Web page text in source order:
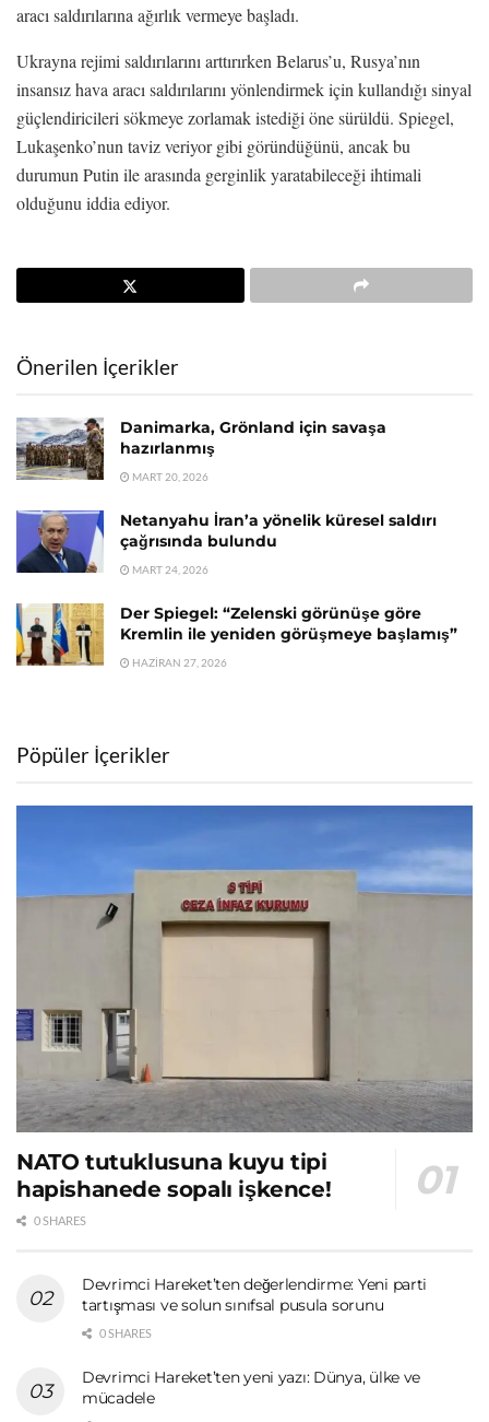
aracı saldırılarına ağırlık vermeye başladı.
Ukrayna rejimi saldırılarını arttırırken Belarus’u, Rusya’nın
insansız hava aracı saldırılarını yönlendirmek için kullandığı sinyal
güçlendiricileri sökmeye zorlamak istediği öne sürüldü. Spiegel,
Lukaşenko’nun taviz veriyor gibi göründüğünü, ancak bu
durumun Putin ile arasında gerginlik yaratabileceği ihtimali
olduğunu iddia ediyor.
Önerilen İçerikler
Danimarka, Grönland için savaşa
hazırlanmış
MART 20, 2026
Netanyahu İran’a yönelik küresel saldırı
çağrısında bulundu
MART 24, 2026
Der Spiegel: “Zelenski görünüşe göre
Kremlin ile yeniden görüşmeye başlamış”
HAZIRAN 27, 2026
Pöpüler İçerikler
NATO tutuklusuna kuyu tipi
hapishanede sopalı işkence!
0 SHARES
Devrimci Hareket’ten değerlendirme: Yeni parti
tartışması ve solun sınıfsal pusula sorunu
0 SHARES
Devrimci Hareket’ten yeni yazı: Dünya, ülke ve
mücadele